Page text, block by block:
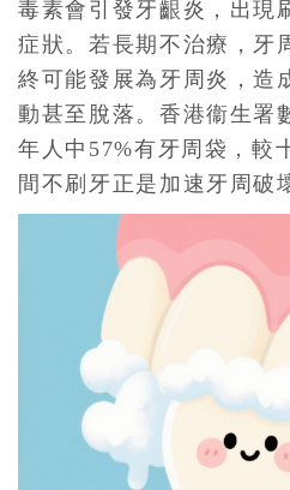
毒素會引發牙齦炎，出現
症狀。若長期不治療，牙
終可能發展為牙周炎，造
動甚至脫落。香港衞生署
年人中57%有牙周袋，較
間不刷牙正是加速牙周破